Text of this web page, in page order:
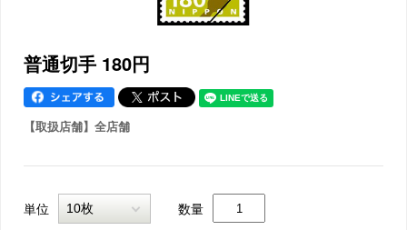
普通切手 180円
【取扱店舗】全店舗
単位 数量